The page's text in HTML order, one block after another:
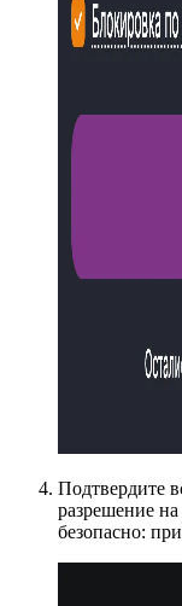
Подтвердите
разрешение
безопасно: